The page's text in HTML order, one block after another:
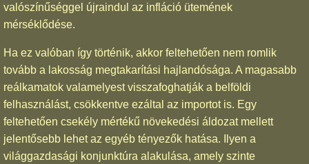
valószínűséggel újraindul az infláció ütemének
mérséklődése.
Ha ez valóban így történik, akkor feltehetően nem romlik
tovább a lakosság megtakarítási hajlandósága. A magasabb
reálkamatok valamelyest visszafoghatják a belföldi
felhasználást, csökkentve ezáltal az importot is. Egy
feltehetően csekély mértékű növekedési áldozat mellett
jelentősebb lehet az egyéb tényezők hatása. Ilyen a
világgazdasági konjunktúra alakulása, amely szinte